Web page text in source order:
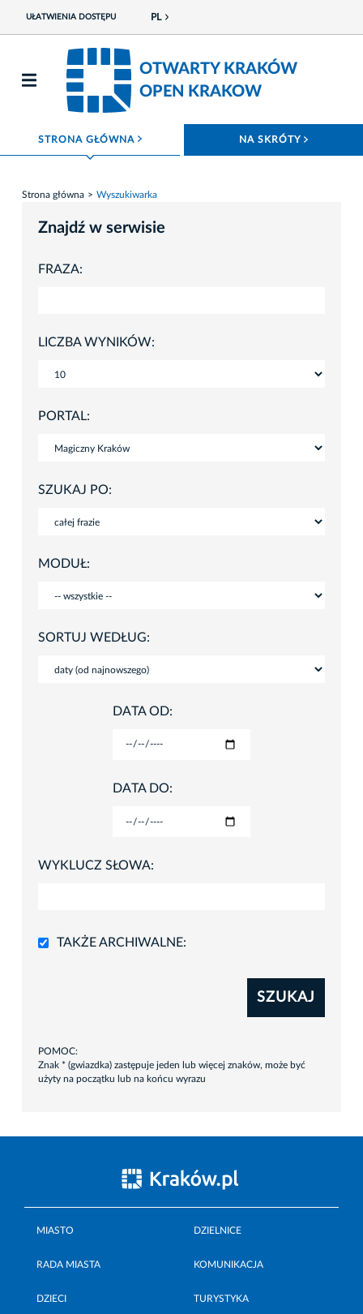
UŁATWIENIA DOSTĘPU PL
OTWARTY KRAKÓW
OPEN KRAKOW
STRONA GŁÓWNA ROZWIŃ MENU NA SKRÓTY
Strona główna Wyszukiwarka
Znajdź w serwisie
FRAZA:
LICZBA WYNIKÓW:
PORTAL:
SZUKAJ PO:
MODUŁ:
SORTUJ WEDŁUG:
DATA OD:
DATA DO:
WYKLUCZ SŁOWA:
TAKŻE ARCHIWALNE:
SZUKAJ
POMOC:
Znak * (gwiazdka) zastępuje jeden lub więcej znaków, może być
użyty na początku lub na końcu wyrazu
MIASTO DZIELNICE
RADA MIASTA KOMUNIKACJA
DZIECI TURYSTYKA